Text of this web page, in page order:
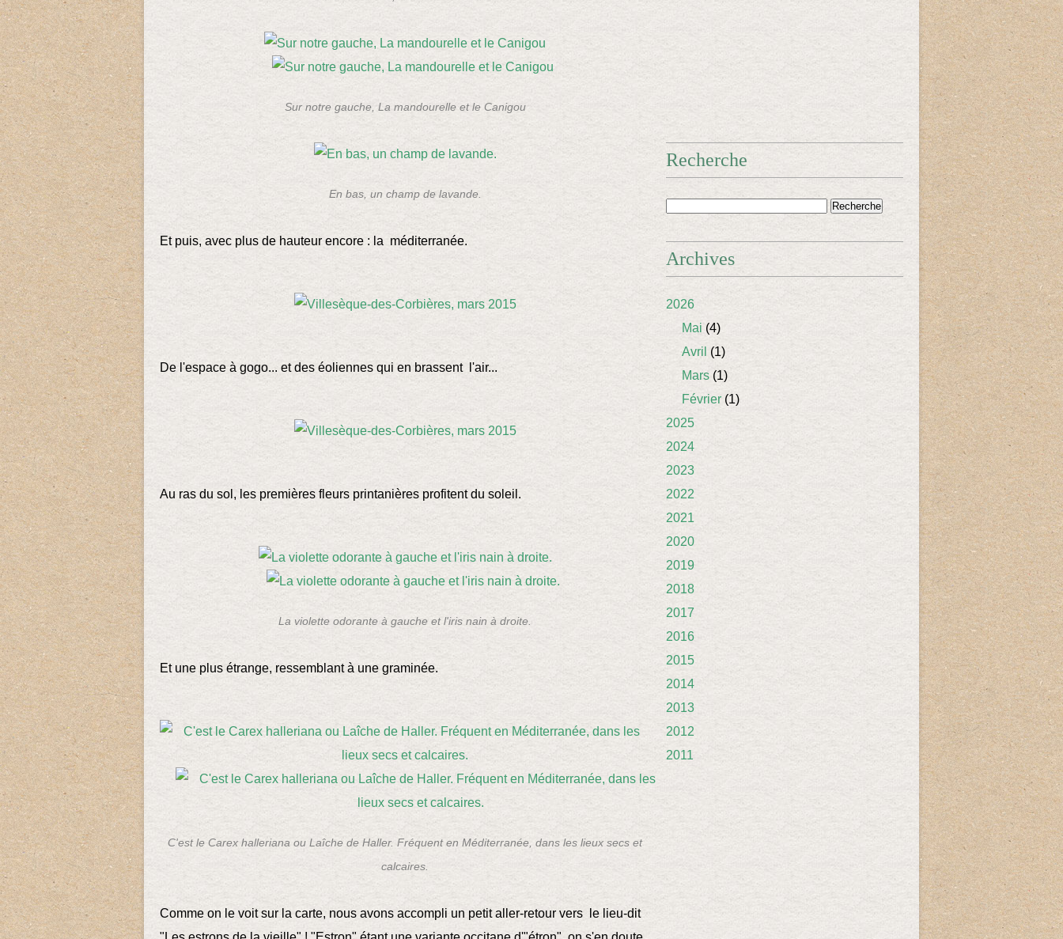
Sur notre gauche, La mandourelle et le Canigou
En bas, un champ de lavande.
Et puis, avec plus de hauteur encore : la méditerranée.
De l'espace à gogo... et des éoliennes qui en brassent l'air...
Au ras du sol, les premières fleurs printanières profitent du soleil.
La violette odorante à gauche et l'iris nain à droite.
Et une plus étrange, ressemblant à une graminée.
C'est le Carex halleriana ou Laîche de Haller. Fréquent en Méditerranée, dans les lieux secs et
calcaires.
Comme on le voit sur la carte, nous avons accompli un petit aller-retour vers le lieu-dit
Recherche
Archives
2026
Mai (4)
Avril (1)
Mars (1)
Février (1)
2025
2024
2023
2022
2021
2020
2019
2018
2017
2016
2015
2014
2013
2012
2011